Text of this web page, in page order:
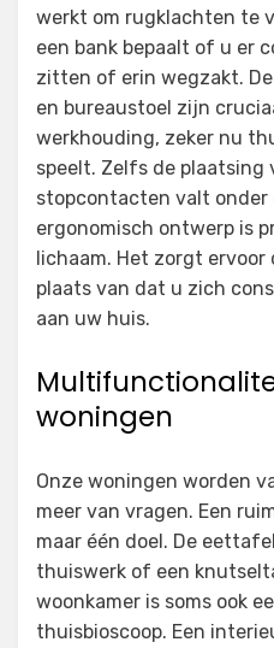
werkt om rugklachten te
een bank bepaalt of u er
zitten of erin wegzakt.
en bureaustoel zijn
werkhouding, zeker nu
speelt. Zelfs de plaatsing
stopcontacten valt onder
ergonomisch ontwerp is
lichaam. Het zorgt
plaats van dat u zich
aan uw huis.
woningen
Onze woningen worden
meer van vragen. Een
maar één doel. De
thuiswerk of een
woonkamer is soms ook
thuisbioscoop. Een